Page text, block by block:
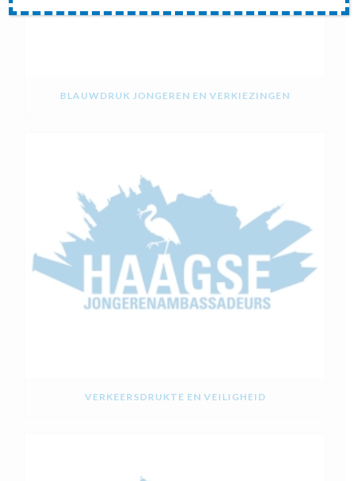
BLAUWDRUK JONGEREN EN VERKIEZINGEN
VERKEERSDRUKTE EN VEILIGHEID